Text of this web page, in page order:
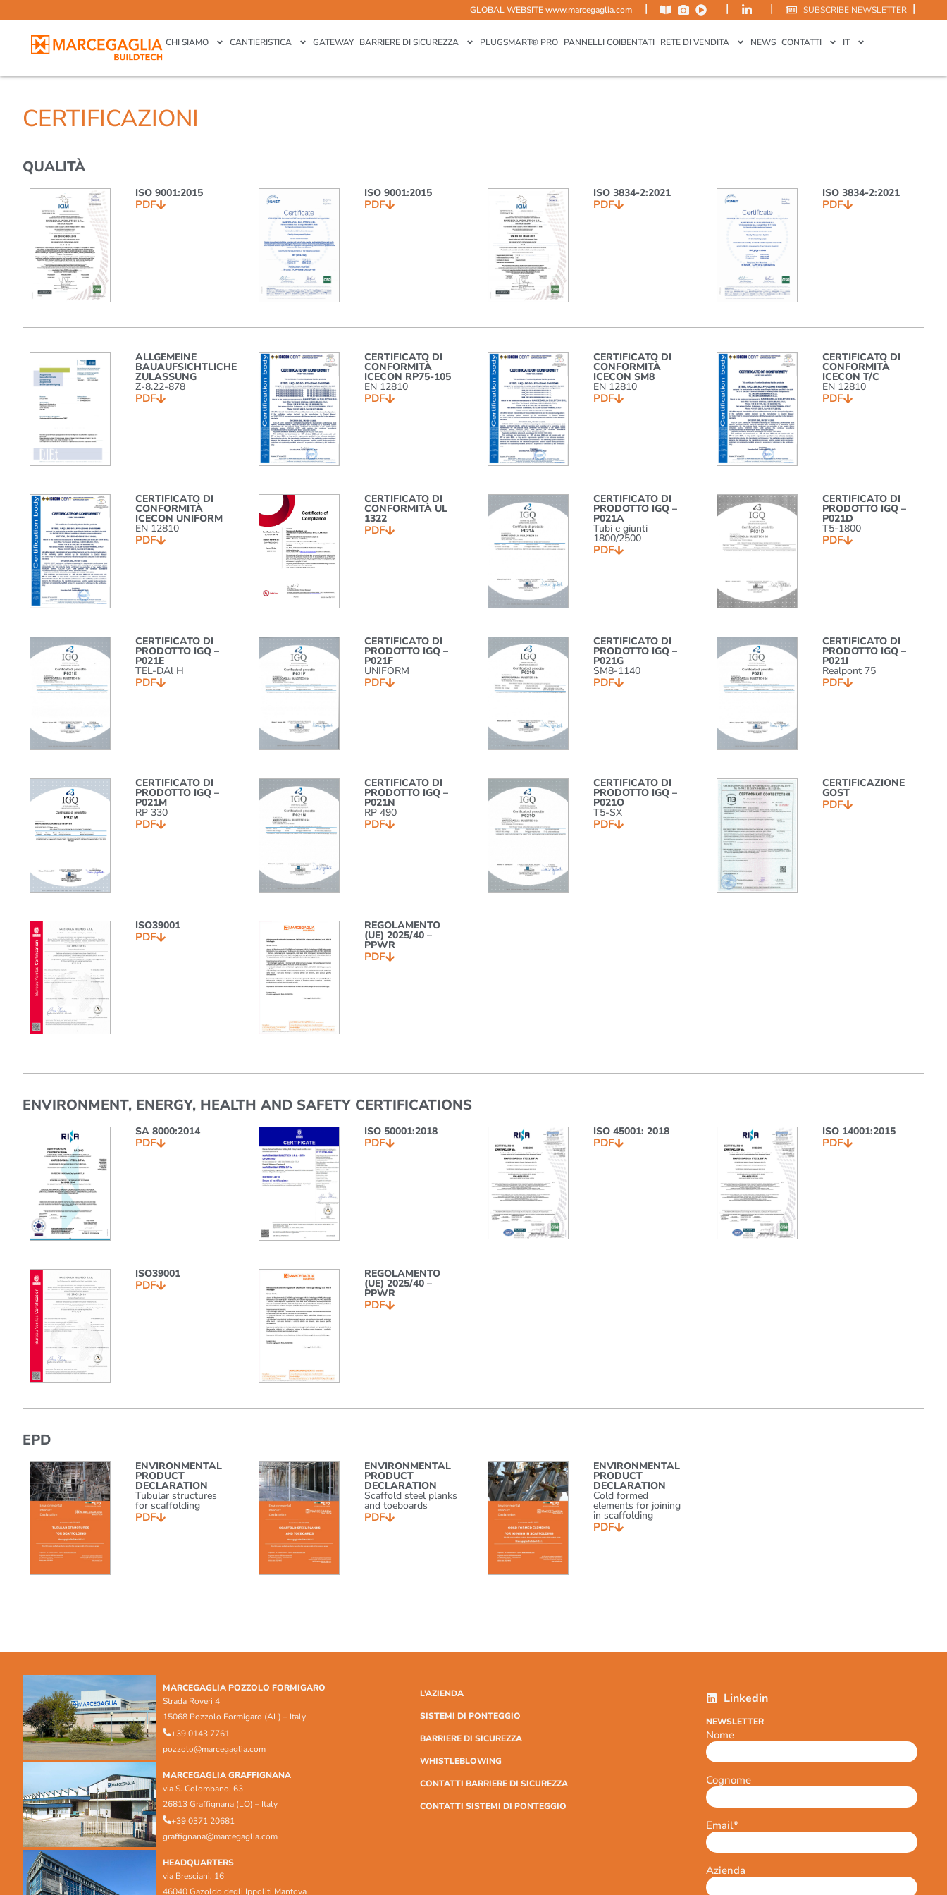
GLOBAL WEBSITEwww.marcegaglia.com | | | SUBSCRIBE NEWSLETTER |
CHI SIAMO CANTIERISTICA GATEWAY BARRIERE DI SICUREZZA PLUGSMART® PRO PANNELLI COIBENTATI RETE DI VENDITA NEWS CONTATTI IT
CERTIFICAZIONI
QUALITÀ
ISO 9001:2015
PDF
ISO 9001:2015
PDF
ISO 3834-2:2021
PDF
ISO 3834-2:2021
PDF
ALLGEMEINE
BAUAUFSICHTLICHE
ZULASSUNG
Z-8.22-878
PDF
CERTIFICATO DI
CONFORMITÀ
ICECON RP75-105
EN 12810
PDF
CERTIFICATO DI
CONFORMITÀ
ICECON SM8
EN 12810
PDF
CERTIFICATO DI
CONFORMITÀ
ICECON T/C
EN 12810
PDF
CERTIFICATO DI
CONFORMITÀ
ICECON UNIFORM
EN 12810
PDF
CERTIFICATO DI
CONFORMITÀ UL
1322
PDF
CERTIFICATO DI
PRODOTTO IGQ –
P021A
Tubi e giunti
1800/2500
PDF
CERTIFICATO DI
PRODOTTO IGQ –
P021D
T5-1800
PDF
CERTIFICATO DI
PRODOTTO IGQ –
P021E
TEL-DAl H
PDF
CERTIFICATO DI
PRODOTTO IGQ –
P021F
UNIFORM
PDF
CERTIFICATO DI
PRODOTTO IGQ –
P021G
SM8-1140
PDF
CERTIFICATO DI
PRODOTTO IGQ –
P021I
Realpont 75
PDF
CERTIFICATO DI
PRODOTTO IGQ –
P021M
RP 330
PDF
CERTIFICATO DI
PRODOTTO IGQ –
P021N
RP 490
PDF
CERTIFICATO DI
PRODOTTO IGQ –
P021O
T5-SX
PDF
CERTIFICAZIONE
GOST
PDF
ISO39001
PDF
REGOLAMENTO
(UE) 2025/40 –
PPWR
PDF
ENVIRONMENT, ENERGY, HEALTH AND SAFETY CERTIFICATIONS
SA 8000:2014
PDF
ISO 50001:2018
PDF
ISO 45001: 2018
PDF
ISO 14001:2015
PDF
ISO39001
PDF
REGOLAMENTO
(UE) 2025/40 –
PPWR
PDF
EPD
ENVIRONMENTAL
PRODUCT
DECLARATION
Tubular structures
for scaffolding
PDF
ENVIRONMENTAL
PRODUCT
DECLARATION
Scaffold steel planks
and toeboards
PDF
ENVIRONMENTAL
PRODUCT
DECLARATION
Cold formed
elements for joining
in scaffolding
PDF
MARCEGAGLIA POZZOLO FORMIGARO
Strada Roveri 4
15068 Pozzolo Formigaro (AL) – Italy
+39 0143 7761
pozzolo@marcegaglia.com
MARCEGAGLIA GRAFFIGNANA
via S. Colombano, 63
26813 Graffignana (LO) – Italy
+39 0371 20681
graffignana@marcegaglia.com
HEADQUARTERS
via Bresciani, 16
46040 Gazoldo degli Ippoliti Mantova
L’AZIENDA
SISTEMI DI PONTEGGIO
BARRIERE DI SICUREZZA
WHISTLEBLOWING
CONTATTI BARRIERE DI SICUREZZA
CONTATTI SISTEMI DI PONTEGGIO
Linkedin
NEWSLETTER
Nome
Cognome
Email*
Azienda